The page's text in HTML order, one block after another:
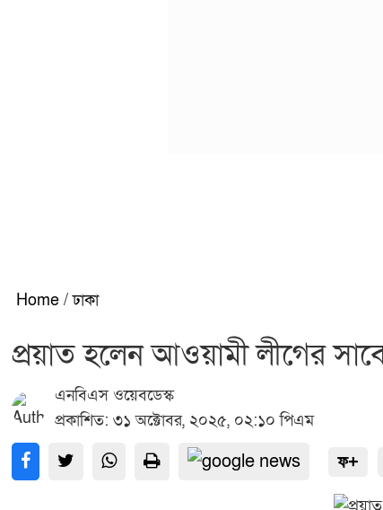
Home / ঢাকা
প্রয়াত হলেন আওয়ামী লীগের
এনবিএস ওয়েবডেস্ক
প্রকাশিত: ৩১ অক্টোবর, ২০২৫, ০২:১০ পিএম
ফ+